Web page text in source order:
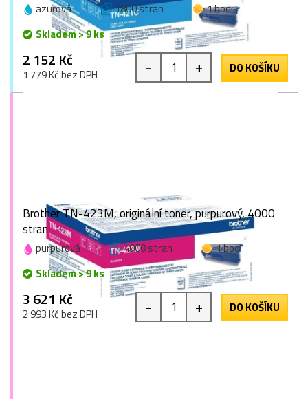
azurová 1800 stran
1 bod
Skladem > 9 ks
2 152 Kč
1 779 Kč bez DPH - + DO KOŠÍKU
Brother TN-423M, originální toner, purpurový, 4000
stran
purpurová 4000 stran
1 bod
Skladem > 9 ks
3 621 Kč
2 993 Kč bez DPH - + DO KOŠÍKU